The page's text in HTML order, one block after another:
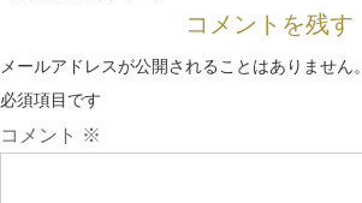
コメントを残す
メールアドレスが公開されることはありません。
必須項目です
コメント ※